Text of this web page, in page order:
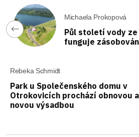
Michaela Prokopová
Půl století vody
funguje
Rebeka Schmidt
Park u Společenského domu v
Otrokovicích prochází obnovou a
novou výsadbou